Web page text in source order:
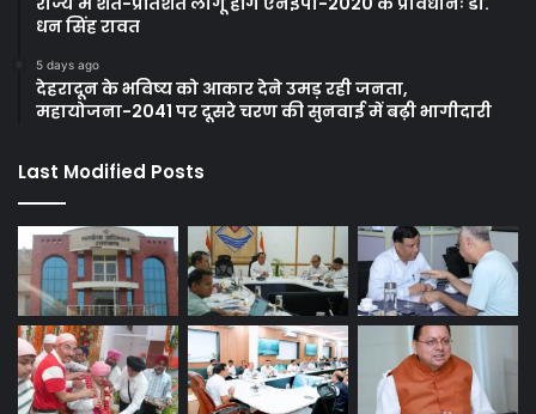
धन सिंह रावत
5 days ago
देहरादून के भविष्य को आकार देने उमड़ रही जनता,
महायोजना-2041 पर दूसरे चरण की सुनवाई में बढ़ी भागीदारी
Last Modified Posts